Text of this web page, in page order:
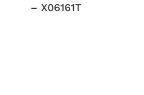
– X06161T